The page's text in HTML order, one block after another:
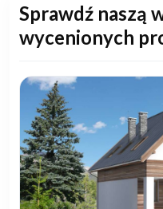
Sprawdź naszą
wycenionych